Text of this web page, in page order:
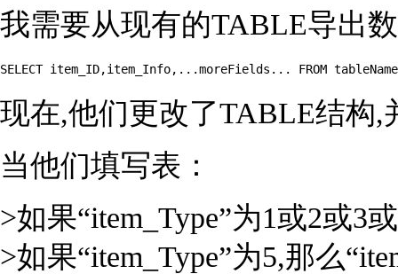
我需要从现有的TABLE导出
现在,他们更改了TABLE结构,
当他们填写表：
>如果“item_Type”为1或2或3
>如果“item_Type”为5,那么